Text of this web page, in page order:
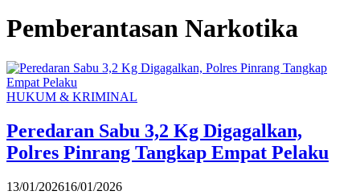
Pemberantasan Narkotika
HUKUM & KRIMINAL
Peredaran Sabu 3,2 Kg Digagalkan,
Polres Pinrang Tangkap Empat Pelaku
13/01/202616/01/2026